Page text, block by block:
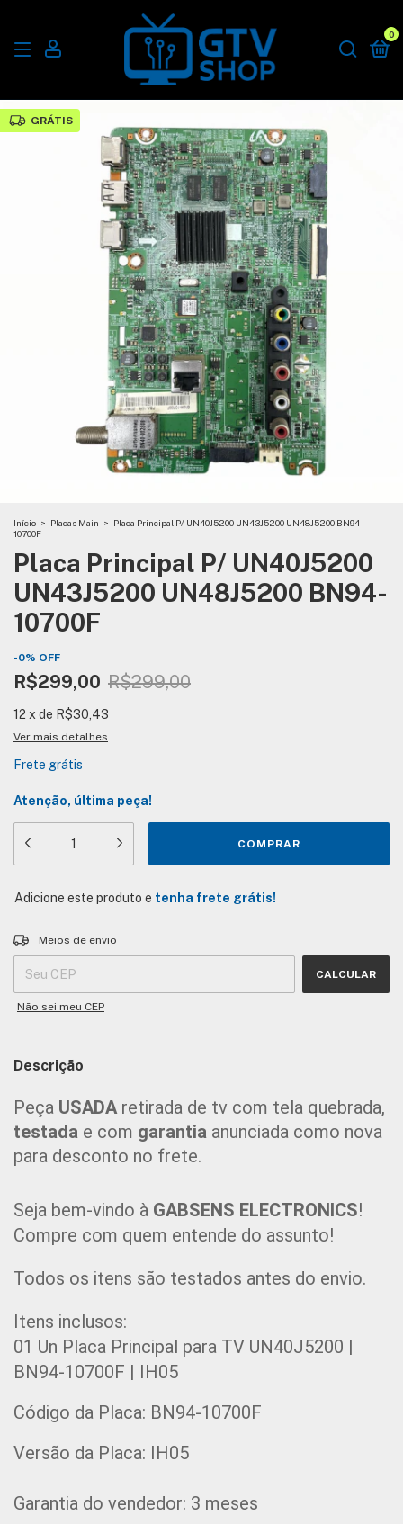
0
GRÁTIS
Início > Placas Main > Placa Principal P/ UN40J5200 UN43J5200 UN48J5200 BN94-
10700F
Placa Principal P/ UN40J5200
UN43J5200 UN48J5200 BN94-
10700F
-0% OFF
R$299,00 R$299,00
12 x de R$30,43
Ver mais detalhes
Frete grátis
Atenção, última peça!
Adicione este produto e tenha frete grátis!
Entregas para o CEP:
Meios de envio
CALCULAR
Não sei meu CEP
Descrição
Peça USADA
testada e com garantia anunciada como nova
para desconto no frete.
Seja bem-vindo à GABSENS ELECTRONICS!
Compre com quem entende do assunto!
Todos os itens são testados antes do envio.
Itens inclusos:
01 Un Placa Principal para TV UN40J5200 |
BN94-10700F | IH05
Código da Placa: BN94-10700F
Versão da Placa: IH05
Garantia do vendedor: 3 meses